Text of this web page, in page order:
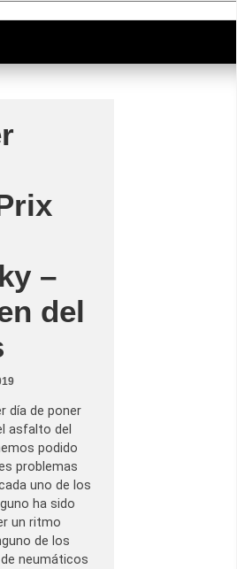
GP
luciolopezgp
–
del
día de poner
asfalto del
podido
problemas
uno de los
ha sido
un ritmo
de los
neumáticos